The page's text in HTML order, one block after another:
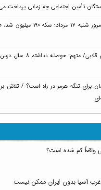
تأمین اجتماعی چه زمانی پرداخت
بازداشت دو جراح زیبایی
و عمان برای تنگه هرمز در راه است؟ / تلاش
واقعاً کم شده است؟
غرب آسیا بدون ایران ممکن نیست